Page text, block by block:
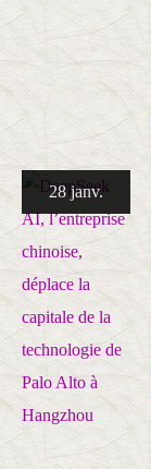
28 janv.